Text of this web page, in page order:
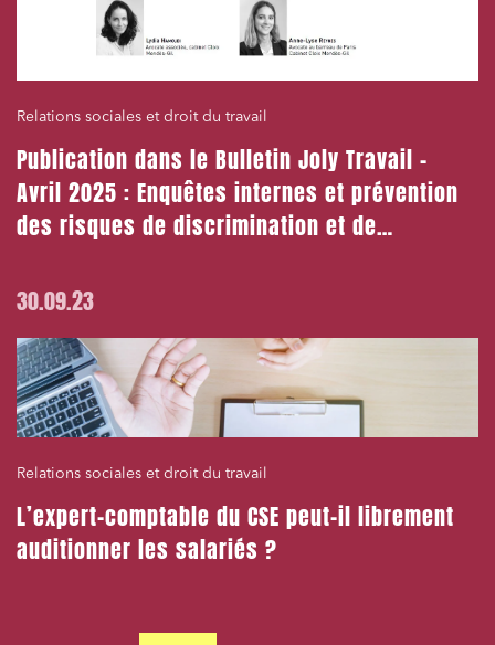
Relations sociales et droit du travail
Publication dans le Bulletin Joly Travail –
Avril 2025 : Enquêtes internes et prévention
des risques de discrimination et de
30.09.23
Relations sociales et droit du travail
L’expert-comptable du CSE peut-il librement
auditionner les salariés ?